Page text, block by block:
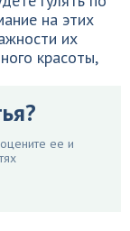
на этих
их
красоты,
ее и